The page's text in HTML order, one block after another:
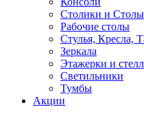
Столики и Столы
Рабочие столы
Стулья, Кресла,
Зеркала
Этажерки и
Светильники
Тумбы
Акции